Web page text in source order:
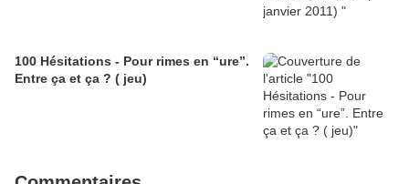
100 Hésitations - Pour rimes en “ure”.
Entre ça et ça ? ( jeu)